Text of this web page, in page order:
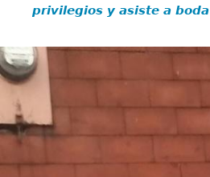
privilegios y asiste a boda